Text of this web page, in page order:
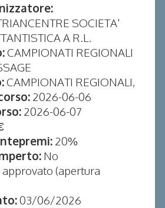
SOCIETA'
A R.L.
CAMPIONATI REGIONALI
CAMPIONATI REGIONALI,
2026-06-06
2026-06-07
20%
No
(apertura
03/06/2026